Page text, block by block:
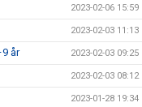
2023-02-06 15:59
2023-02-03 11:13
år 2023-02-03 09:25
2023-02-03 08:12
2023-01-28 19:34